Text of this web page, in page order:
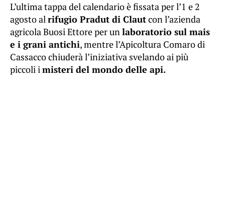
L’ultima tappa del calendario è fissata per l’1 e 2
agosto alrifugio Pradut di Clautcon l’azienda
agricola Buosi Ettore per unlaboratorio sul mais
e i grani antichi, mentre l’Apicoltura Comaro di
Cassacco chiuderà l’iniziativa svelando ai più
piccoli imisteri del mondo delle api.